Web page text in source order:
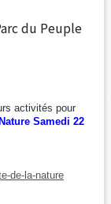
du Peuple
activités pour
Samedi 22
de-la-nature